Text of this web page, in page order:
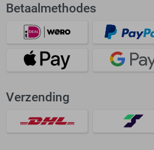
Betaalmethodes
Verzending